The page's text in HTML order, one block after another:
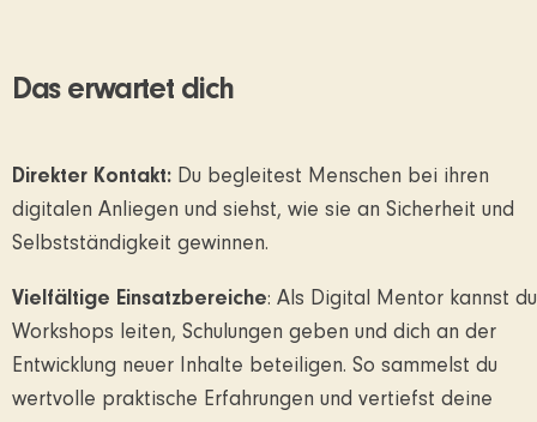
Das erwartet dich
Direkter Kontakt: Du begleitest Menschen bei ihren
digitalen Anliegen und siehst, wie sie an Sicherheit und
Selbstständigkeit gewinnen.
Vielfältige Einsatzbereiche: Als Digital Mentor kannst du
Workshops leiten, Schulungen geben und dich an der
Entwicklung neuer Inhalte beteiligen. So sammelst du
wertvolle praktische Erfahrungen und vertiefst deine